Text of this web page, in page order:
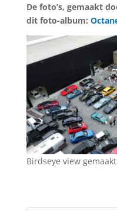
De foto’s, gemaakt
dit foto-album:
Birdseye view